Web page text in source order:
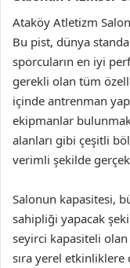
Ataköy Atletizm
Bu pist, dünya
sporcuların en iyi
gerekli olan tüm
içinde antrenman
ekipmanlar
alanları gibi çeşitli
verimli şekilde
Salonun kapasitesi,
sahipliği yapacak
seyirci kapasiteli olan
sıra yerel etkinliklere